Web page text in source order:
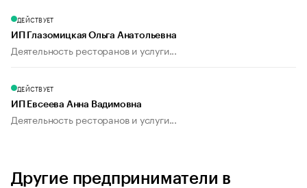
ДЕЙСТВУЕТ
ИП Глазомицкая Ольга Анатольевна
Деятельность ресторанов и услуги...
ДЕЙСТВУЕТ
ИП Евсеева Анна Вадимовна
Деятельность ресторанов и услуги...
Другие предприниматели в